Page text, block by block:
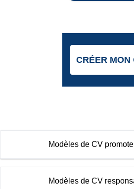
CRÉER MON
Modèles de CV
Modèles de CV